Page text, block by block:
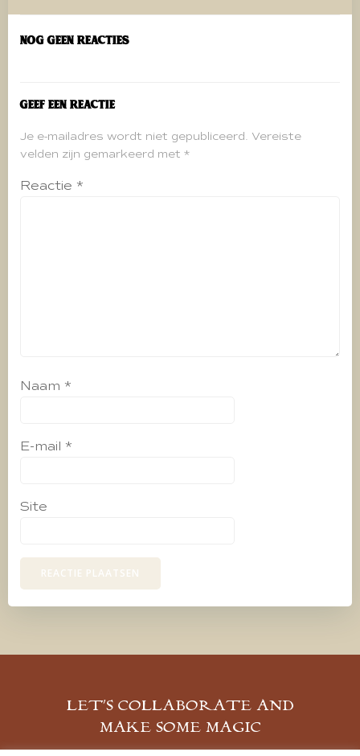
navigatie
Nog geen reacties
Geef een reactie
Je e-mailadres wordt niet gepubliceerd. Vereiste
velden zijn gemarkeerd met *
Reactie *
Naam *
E-mail *
Site
LET’S COLLABORATE AND
MAKE SOME MAGIC